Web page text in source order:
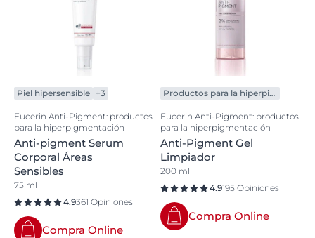
Piel hipersensible +3
Eucerin Anti-Pigment: productos
para la hiperpigmentación
Anti-pigment Serum
Corporal Áreas
Sensibles
75 ml
4.9361 Opiniones
Compra Online
Productos para la hiperpigmentación
Eucerin Anti-Pigment: productos
para la hiperpigmentación
Anti-Pigment Gel
Limpiador
200 ml
4.9195 Opiniones
Compra Online